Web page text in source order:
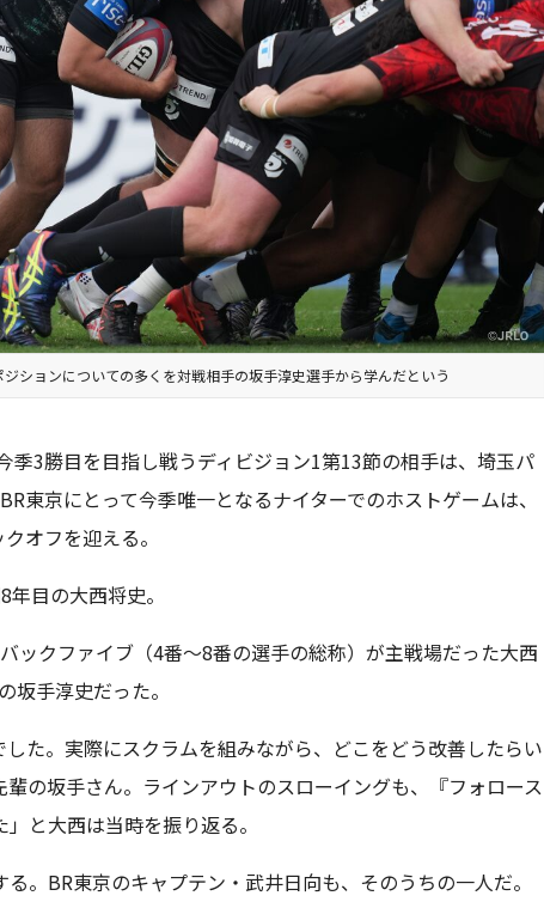
ションについての多くを対戦相手の坂手淳史選手から学んだという
季3勝目を目指し戦うディビジョン1第13節の相手は、埼玉パ
東京にとって今季唯一となるナイターでのホストゲームは、
オフを迎える。
目の大西将史。
ックファイブ（4番～8番の選手の総称）が主戦場だった大西
坂手淳史だった。
た。実際にスクラムを組みながら、どこをどう改善したらい
の坂手さん。ラインアウトのスローイングも、『フォロース
と大西は当時を振り返る。
。BR東京のキャプテン・武井日向も、そのうちの一人だ。